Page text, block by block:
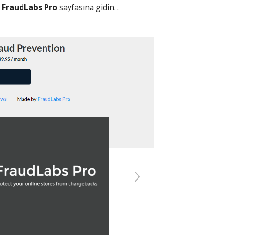
FraudLabs Prosayfasına gidin. .